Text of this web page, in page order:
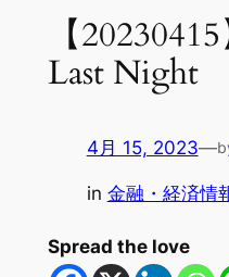
【
Last Night
4月 15, 2023—
in 金融・経済情
Spread the love